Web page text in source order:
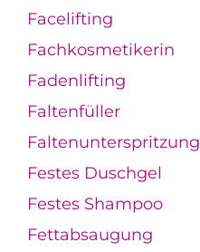
Facelifting
Fachkosmetikerin
Fadenlifting
Faltenfüller
Faltenunterspritzung
Festes Duschgel
Festes Shampoo
Fettabsaugung